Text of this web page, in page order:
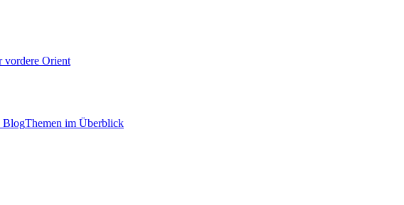
vordere Orient
BlogThemen im Überblick